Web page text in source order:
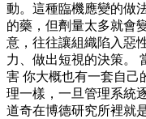
動。這種臨機應變的做
的藥，但劑量太多就會
意，往往讓組織陷入惡
力、做出短視的決策。
害 你大概也有一套自己
理一樣，一旦管理系統
道奇在博德研究所裡就